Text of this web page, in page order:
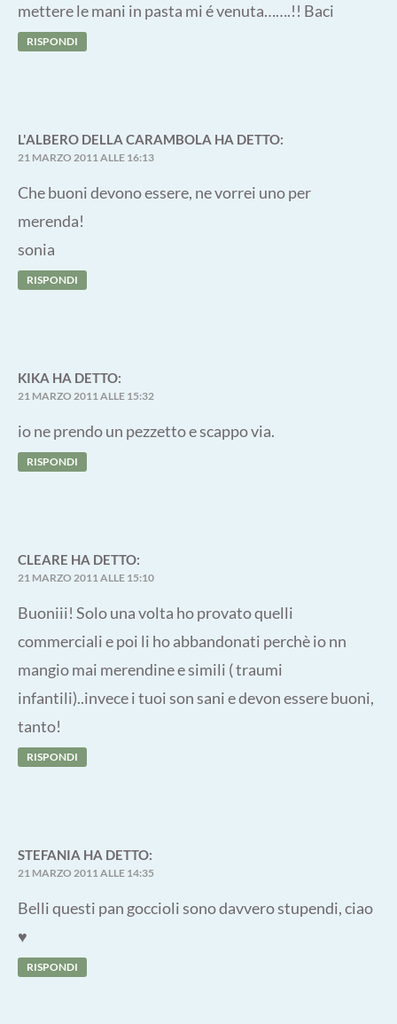
mettere le mani in pasta mi é venuta…….!! Baci
RISPONDI
L'ALBERO DELLA CARAMBOLA HA DETTO:
21 MARZO 2011 ALLE 16:13
Che buoni devono essere, ne vorrei uno per
merenda!
sonia
RISPONDI
KIKA HA DETTO:
21 MARZO 2011 ALLE 15:32
io ne prendo un pezzetto e scappo via.
RISPONDI
CLEARE HA DETTO:
21 MARZO 2011 ALLE 15:10
Buoniii! Solo una volta ho provato quelli
commerciali e poi li ho abbandonati perchè io nn
mangio mai merendine e simili ( traumi
infantili)..invece i tuoi son sani e devon essere buoni,
tanto!
RISPONDI
STEFANIA HA DETTO:
21 MARZO 2011 ALLE 14:35
Belli questi pan goccioli sono davvero stupendi, ciao
♥
RISPONDI